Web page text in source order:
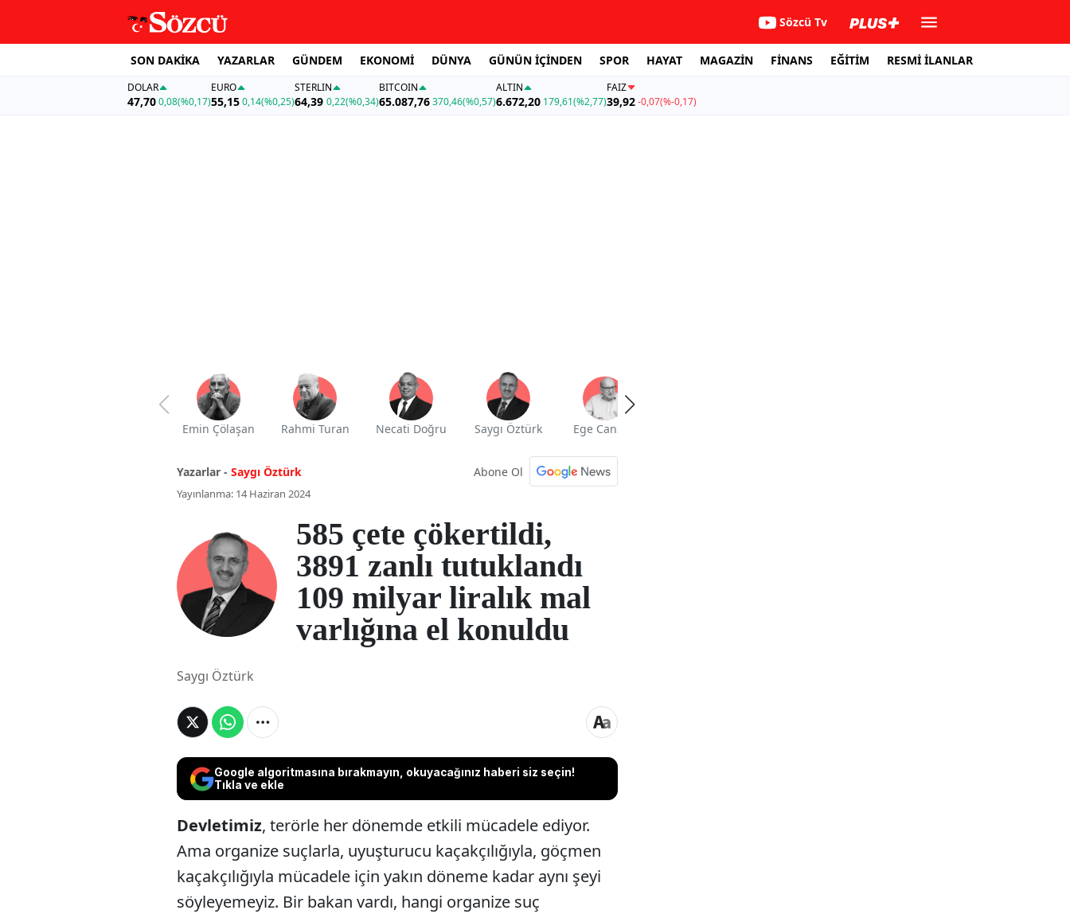
Sözcü Tv
SON DAKİKA YAZARLAR GÜNDEM EKONOMİ DÜNYA GÜNÜN İÇİNDEN SPOR HAYAT MAGAZİN FİNANS EĞİTİM RESMİ İLANLAR
DOLAR
47,700,08(%0,17)
EURO
55,15 0,14(%0,25)
STERLIN
64,39 0,22(%0,34)
BITCOIN
65.087,76370,46(%0,57)
ALTIN
6.672,20 179,61(%2,77)
FAİZ
39,92-0,07(%-0,17)
Emin Çölaşan Rahmi Turan Necati Doğru Saygı Öztürk Ege Cansen
Yazarlar - Saygı Öztürk Abone Ol
Yayınlanma: 14 Haziran 2024
585 çete çökertildi,
3891 zanlı tutuklandı
109 milyar liralık mal
varlığına el konuldu
Saygı Öztürk
Google algoritmasına bırakmayın, okuyacağınız haberi siz seçin!
Tıkla ve ekle
Devletimiz, terörle her dönemde etkili mücadele ediyor.
Ama organize suçlarla, uyuşturucu kaçakçılığıyla, göçmen
kaçakçılığıyla mücadele için yakın döneme kadar aynı şeyi
söyleyemeyiz. Bir bakan vardı, hangi organize suç